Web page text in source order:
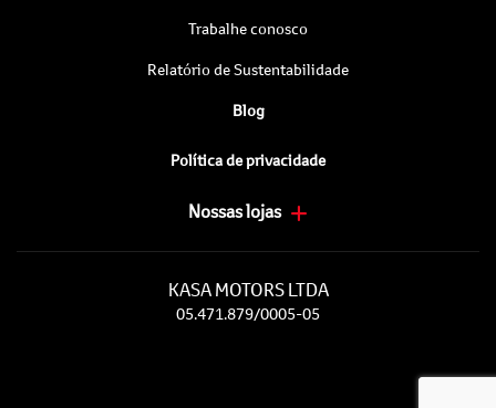
Trabalhe conosco
Relatório de Sustentabilidade
Blog
Política de privacidade
Nossas lojas
KASA MOTORS LTDA
05.471.879/0005-05